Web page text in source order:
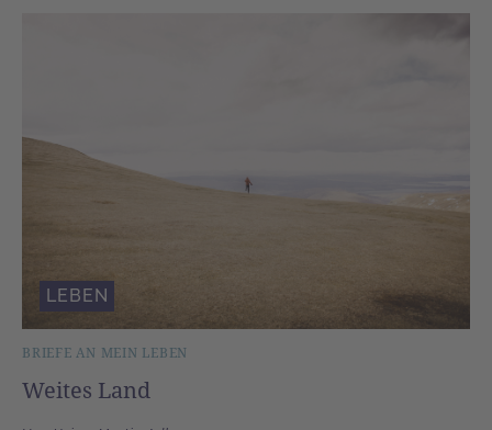
BRIEFE AN MEIN LEBEN
Weites Land
LEBEN